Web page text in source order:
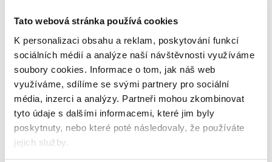
Tato webová stránka používá cookies
K personalizaci obsahu a reklam, poskytování funkcí
sociálních médií a analýze naší návštěvnosti využíváme
soubory cookies. Informace o tom, jak náš web
využíváme, sdílíme se svými partnery pro sociální
média, inzerci a analýzy. Partneři mohou zkombinovat
tyto údaje s dalšími informacemi, které jim byly
poskytnuty, nebo které poté následovaly, že používáte
jejich služby.
Do košíku